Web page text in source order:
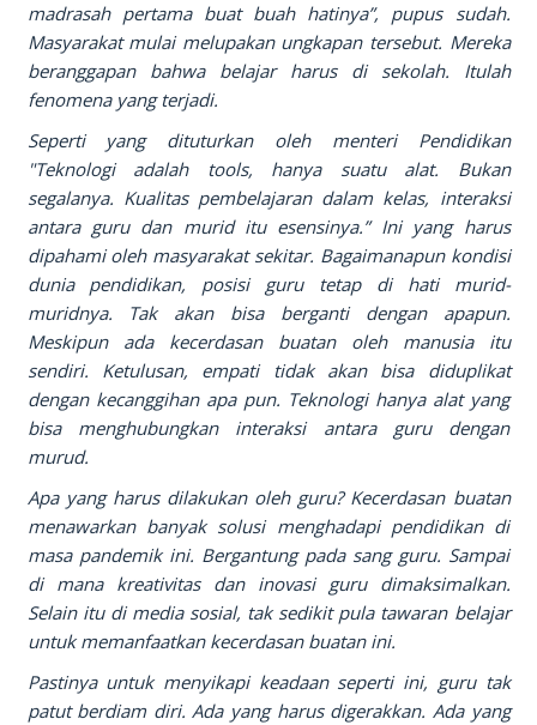
madrasah pertama buat buah hatinya”, pupus sudah.
Masyarakat mulai melupakan ungkapan tersebut. Mereka
beranggapan bahwa belajar harus di sekolah. Itulah
fenomena yang terjadi.
Seperti yang dituturkan oleh menteri Pendidikan
"Teknologi adalah tools, hanya suatu alat. Bukan
segalanya. Kualitas pembelajaran dalam kelas, interaksi
antara guru dan murid itu esensinya.”Ini yang harus
dipahami oleh masyarakat sekitar. Bagaimanapun kondisi
dunia pendidikan, posisi guru tetap di hati murid-
muridnya. Tak akan bisa berganti dengan apapun.
Meskipun ada kecerdasan buatan oleh manusia itu
sendiri. Ketulusan, empati tidak akan bisa diduplikat
dengan kecanggihan apa pun. Teknologi hanya alat yang
bisa menghubungkan interaksi antara guru dengan
murud.
Apa yang harus dilakukan oleh guru? Kecerdasan buatan
menawarkan banyak solusi menghadapi pendidikan di
masa pandemik ini. Bergantung pada sang guru. Sampai
di mana kreativitas dan inovasi guru dimaksimalkan.
Selain itu di media sosial, tak sedikit pula tawaran belajar
untuk memanfaatkan kecerdasan buatan ini.
Pastinya untuk menyikapi keadaan seperti ini, guru tak
patut berdiam diri. Ada yang harus digerakkan. Ada yang